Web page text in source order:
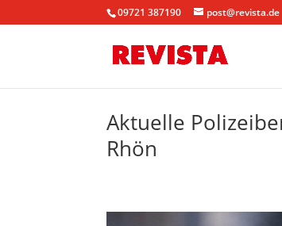
09721 387190 post@revista.de
Aktuelle
Rhön